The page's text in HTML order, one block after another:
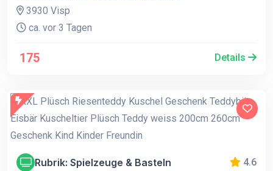
3930 Visp
ca. vor 3 Tagen
175 Details
Rubrik: Spielzeuge & Basteln 4.6